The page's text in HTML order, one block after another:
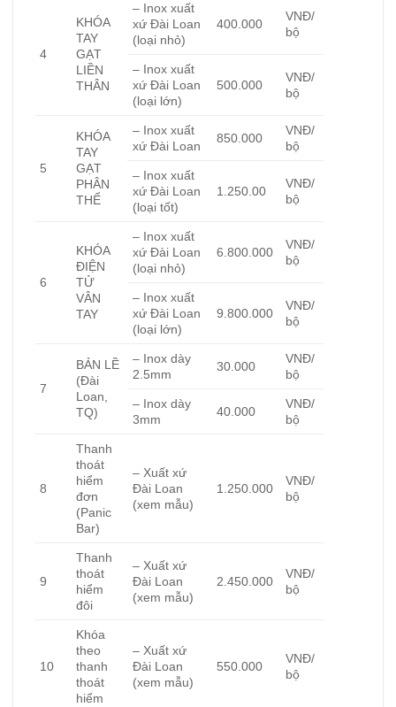
4
KHÓA
TAY
GẠT
LIỀN
THÂN
– Inox xuất
xứ Đài Loan
(loại nhỏ)
400.000
VNĐ/
bộ
– Inox xuất
xứ Đài Loan
(loại lớn)
500.000
VNĐ/
bộ
5
KHÓA
TAY
GẠT
PHÂN
THỂ
– Inox xuất
xứ Đài Loan
850.000
VNĐ/
bộ
– Inox xuất
xứ Đài Loan
(loại tốt)
1.250.00
VNĐ/
bộ
6
KHÓA
ĐIỆN
TỬ
VÂN
TAY
– Inox xuất
xứ Đài Loan
(loại nhỏ)
6.800.000
VNĐ/
bộ
– Inox xuất
xứ Đài Loan
(loại lớn)
9.800.000
VNĐ/
bộ
7
BẢN LỀ
(Đài
Loan,
TQ)
– Inox dày
2.5mm
30.000
VNĐ/
bộ
– Inox dày
3mm
40.000
VNĐ/
bộ
8
Thanh
thoát
hiểm
đơn
(Panic
Bar)
– Xuất xứ
Đài Loan
(xem mẫu)
1.250.000
VNĐ/
bộ
9
Thanh
thoát
hiểm
đôi
– Xuất xứ
Đài Loan
(xem mẫu)
2.450.000
VNĐ/
bộ
10
Khóa
theo
thanh
thoát
hiểm
– Xuất xứ
Đài Loan
(xem mẫu)
550.000
VNĐ/
bộ